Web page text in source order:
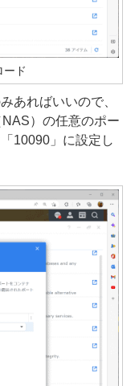
ード
あればいいので、
）の任意のポー
10090」に設定し